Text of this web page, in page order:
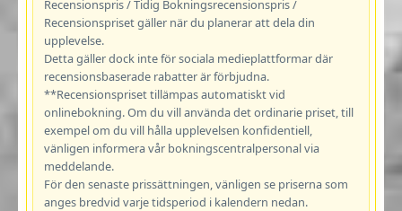
Recensionspris / Tidig Bokningsrecensionspris /
Recensionspriset gäller när du planerar att dela din
upplevelse.
Detta gäller dock inte för sociala medieplattformar där
recensionsbaserade rabatter är förbjudna.
**Recensionspriset tillämpas automatiskt vid
onlinebokning. Om du vill använda det ordinarie priset, till
exempel om du vill hålla upplevelsen konfidentiell,
vänligen informera vår bokningscentralpersonal via
meddelande.
För den senaste prissättningen, vänligen se priserna som
anges bredvid varje tidsperiod i kalendern nedan.